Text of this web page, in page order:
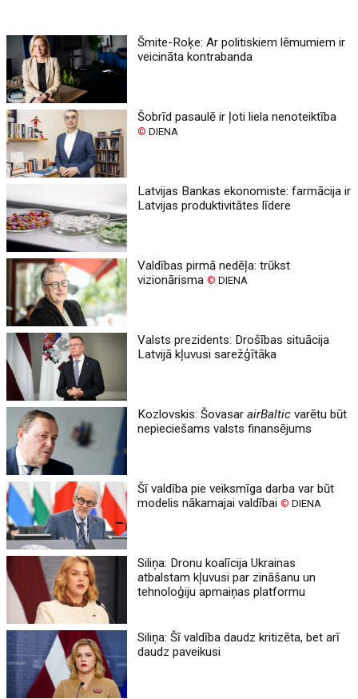
Šmite-Roķe: Ar politiskiem lēmumiem ir
veicināta kontrabanda
Šobrīd pasaulē ir ļoti liela nenoteiktība
© DIENA
Latvijas Bankas ekonomiste: farmācija ir
Latvijas produktivitātes līdere
Valdības pirmā nedēļa: trūkst
vizionārisma© DIENA
Valsts prezidents: Drošības situācija
Latvijā kļuvusi sarežģītāka
Kozlovskis: ŠovasarairBaltic varētu būt
nepieciešams valsts finansējums
Šī valdība pie veiksmīga darba var būt
modelis nākamajai valdībai© DIENA
Siliņa: Dronu koalīcija Ukrainas
atbalstam kļuvusi par zināšanu un
tehnoloģiju apmaiņas platformu
Siliņa: Šī valdība daudz kritizēta, bet arī
daudz paveikusi